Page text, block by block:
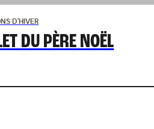
D'HIVER
DU PÈRE NOËL